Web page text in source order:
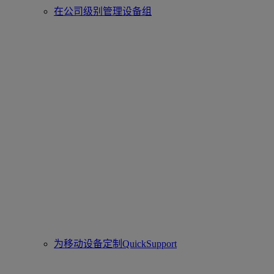
在公司级别管理设备组
为移动设备定制QuickSupport